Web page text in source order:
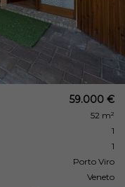
59.000 €
52 m²
1
1
Porto Viro
Veneto